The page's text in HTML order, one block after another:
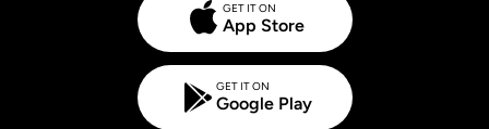
GET IT ON
App Store
GET IT ON
Google Play